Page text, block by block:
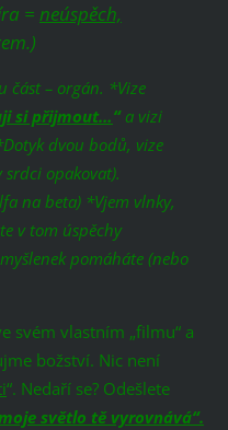
= neúspěch,
část – orgán. *Vize
si přijmout…“ a vizi
dvou bodů, vize
srdci opakovat).
na beta) *Vjem vlnky,
v tom úspěchy
pomáháte (nebo
svém vlastním „filmu“ a
božství. Nic není
“. Nedaří se? Odešlete
světlo tě vyrovnává“.